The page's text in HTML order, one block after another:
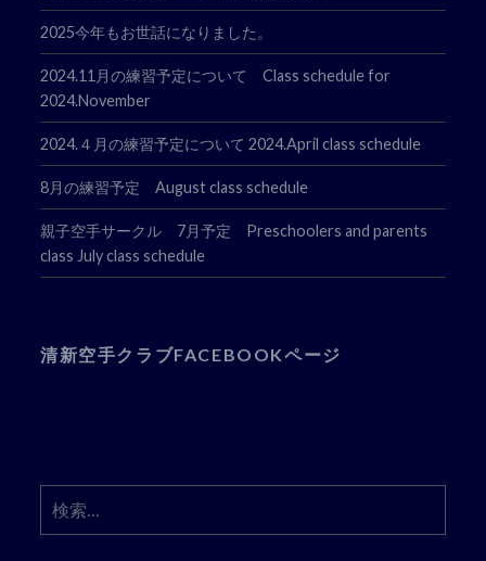
2025今年もお世話になりました。
2024.11月の練習予定について Class schedule for
2024.November
2024.４月の練習予定について 2024.April class schedule
8月の練習予定 August class schedule
親子空手サークル 7月予定 Preschoolers and parents
class July class schedule
清新空手クラブFACEBOOKページ
索: